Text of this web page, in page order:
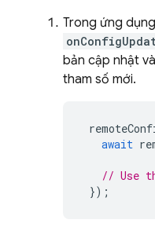
Trong ứng
bản cập nhật
tham số mới.
await
// Use
});